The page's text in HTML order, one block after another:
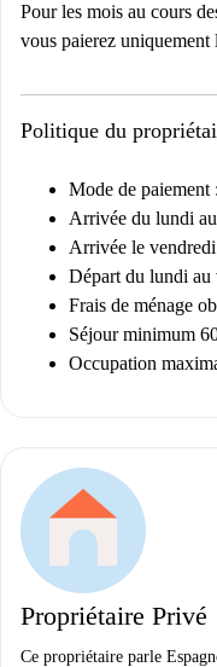
Pour les mois au cours
vous paierez uniquement
Politique du
Mode de paiement
Arrivée du lundi
Arrivée le
Départ du lundi au
Frais de ménage
Séjour minimum
Occupation
Propriétaire Privé
Ce propriétaire parle